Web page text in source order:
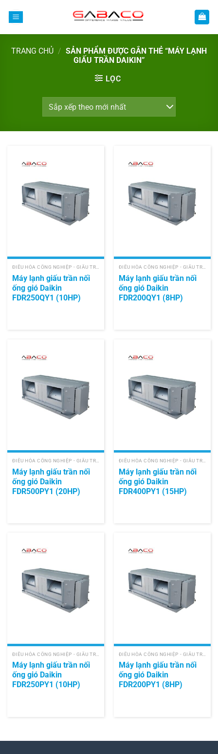
TRANG CHỦ / SẢN PHẨM ĐƯỢC GẮN THẺ “MÁY LẠNH
GIẤU TRẦN DAIKIN”
LỌC
ĐIỀU HÒA CÔNG NGHIỆP - GIẤU TRẦN NỐI ỐNG GIÓ
Máy lạnh giấu trần nối
ống gió Daikin
FDR250QY1 (10HP)
ĐIỀU HÒA CÔNG NGHIỆP - GIẤU TRẦN NỐI ỐNG GIÓ
Máy lạnh giấu trần nối
ống gió Daikin
FDR200QY1 (8HP)
Máy lạnh giấu trần nối
ống gió Daikin
FDR500PY1 (20HP)
Máy lạnh giấu trần nối
ống gió Daikin
FDR400PY1 (15HP)
Máy lạnh giấu trần nối
ống gió Daikin
FDR250PY1 (10HP)
Máy lạnh giấu trần nối
ống gió Daikin
FDR200PY1 (8HP)